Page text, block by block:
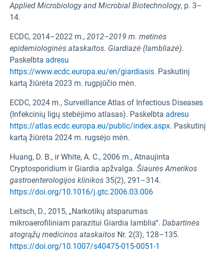
Applied Microbiology and Microbial Biotechnology, p. 3–
14.
ECDC, 2014–2022 m., 2012–2019 m. metinės
epidemiologinės ataskaitos. Giardiazė (lambliazė).
Paskelbta adresu
https://www.ecdc.europa.eu/en/giardiasis. Paskutinį
kartą žiūrėta 2023 m. rugpjūčio mėn.
ECDC, 2024 m., Surveillance Atlas of Infectious Diseases
(Infekcinių ligų stebėjimo atlasas). Paskelbta adresu
https://atlas.ecdc.europa.eu/public/index.aspx. Paskutinį
kartą žiūrėta 2024 m. rugsėjo mėn.
Huang, D. B., ir White, A. C., 2006 m., Atnaujinta
Cryptosporidium ir Giardia apžvalga. Šiaurės Amerikos
gastroenterologijos klinikos 35(2), 291–314.
https://doi.org/10.1016/j.gtc.2006.03.006
Leitsch, D., 2015, „Narkotikų atsparumas
mikroaerofiliniam parazitui Giardia lamblia“. Dabartinės
atogrąžų medicinos ataskaitos Nr. 2(3), 128–135.
https://doi.org/10.1007/s40475-015-0051-1